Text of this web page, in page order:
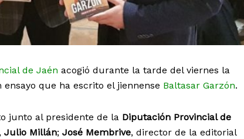
de Jaén acogió durante la tarde del viernes la
ensayo que ha escrito el jiennense Baltasar Garzón.
junto al presidente de la Diputación Provincial de
, Julio Millán; José Membrive, director de la editorial